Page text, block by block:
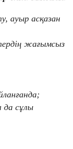
ауыр асқазан
жағымсыз
да сұлы